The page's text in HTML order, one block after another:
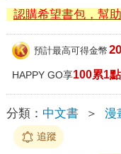
認購希望書包，幫
預計最高可得金幣 20
HAPPY GO享100累1
分類： 中文書 ＞ 漫
追蹤